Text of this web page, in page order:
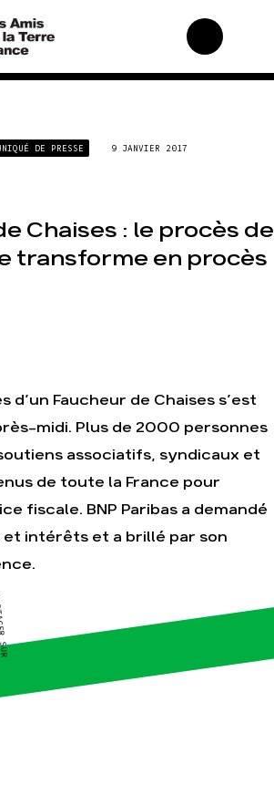
le
Total, rendez-vous au
Mode : une tendance
destructrice
Gaz au Mozambique,
ou
Nos thématiques
Climat – Énergie
Surproduction
Finance
DE PRESSE 9 JANVIER 2017
Chaises : le procès de
transforme en procès
d’un Faucheur de Chaises s’est
midi. Plus de 2000 personnes
associatifs, syndicaux et
de toute la France pour
fiscale. BNP Paribas a demandé
et intérêts et a brillé par son
SUR